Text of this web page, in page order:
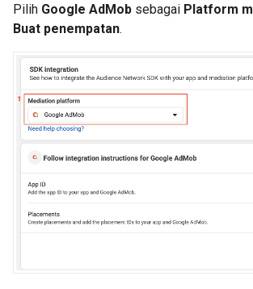
Pilih Google AdMob sebagai Platform
Buat penempatan.